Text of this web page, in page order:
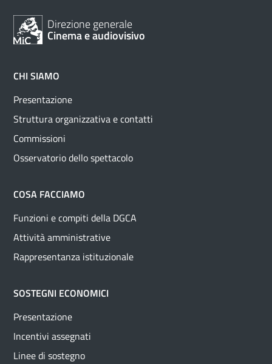
Direzione generale
Cinema e audiovisivo
CHI SIAMO
Presentazione
Struttura organizzativa e contatti
Commissioni
Osservatorio dello spettacolo
COSA FACCIAMO
Funzioni e compiti della DGCA
Attività amministrative
Rappresentanza istituzionale
SOSTEGNI ECONOMICI
Presentazione
Incentivi assegnati
Linee di sostegno